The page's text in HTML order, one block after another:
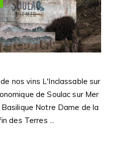
nos vins L'Inclassable sur
de Soulac sur Mer
Notre Dame de la
des Terres